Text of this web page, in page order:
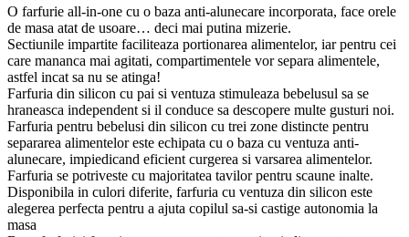
O farfurie all-in-one cu o baza anti-alunecare incorporata, face orele
de masa atat de usoare… deci mai putina mizerie.
Sectiunile impartite faciliteaza portionarea alimentelor, iar pentru cei
care mananca mai agitati, compartimentele vor separa alimentele,
astfel incat sa nu se atinga!
Farfuria din silicon cu pai si ventuza stimuleaza bebelusul sa se
hraneasca independent si il conduce sa descopere multe gusturi noi.
Farfuria pentru bebelusi din silicon cu trei zone distincte pentru
separarea alimentelor este echipata cu o baza cu ventuza anti-
alunecare, impiedicand eficient curgerea si varsarea alimentelor.
Farfuria se potriveste cu majoritatea tavilor pentru scaune inalte.
Disponibila in culori diferite, farfuria cu ventuza din silicon este
alegerea perfecta pentru a ajuta copilul sa-si castige autonomia la
masa